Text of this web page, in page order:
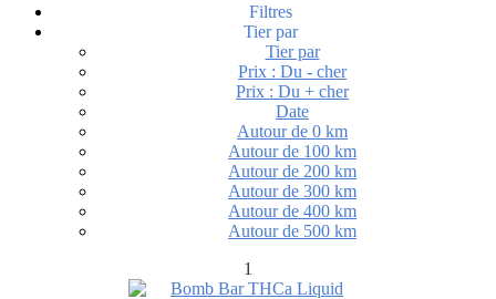
Filtres
Tier par
Tier par
Prix : Du - cher
Prix : Du + cher
Date
Autour de 0 km
Autour de 100 km
Autour de 200 km
Autour de 300 km
Autour de 400 km
Autour de 500 km
1